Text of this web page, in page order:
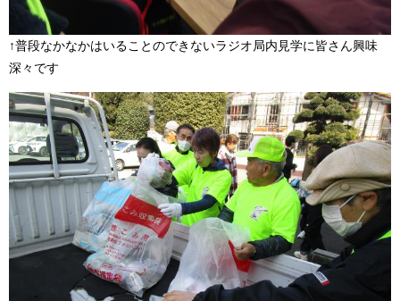
↑普段なかなかはいることのできないラジオ局内見学に皆さん興味
深々です